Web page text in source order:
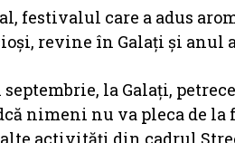
festivalul care a adus
revine în Galați și anul
septembrie, la Galați,
nimeni nu va pleca de la
activități din cadrul